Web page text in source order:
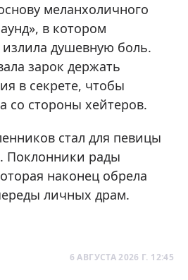
меланхоличного
в котором
душевную боль.
зарок держать
в секрете, чтобы
со стороны хейтеров.
стал для певицы
Поклонники рады
наконец обрела
личных драм.
6 АВГУСТА 2026 Г. 12:45